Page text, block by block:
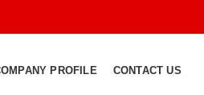
PROFILE CONTACT US